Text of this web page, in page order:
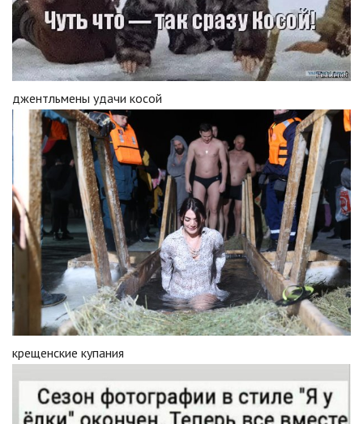
джентльмены удачи косой
крещенские купания